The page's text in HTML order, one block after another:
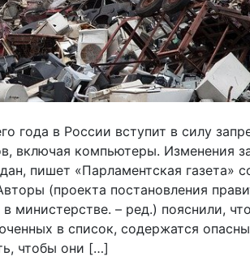
года в России вступит в силу
включая компьютеры. Изменения
пишет «Парламентская газета»
(проекта постановления
в министерстве. – ред.) пояснили,
в список, содержатся
чтобы они […]